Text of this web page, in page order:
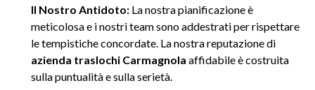
Il Nostro Antidoto: La nostra pianificazione è
meticolosa e i nostri team sono addestrati per rispettare
le tempistiche concordate. La nostra reputazione di
azienda traslochi Carmagnola affidabile è costruita
sulla puntualità e sulla serietà.